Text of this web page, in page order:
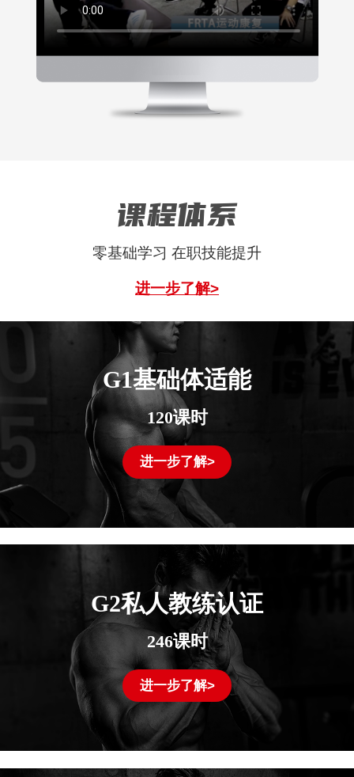
课程体系
零基础学习 在职技能提升
进一步了解>
G1基础体适能
120课时
进一步了解>
G2私人教练认证
246课时
进一步了解>